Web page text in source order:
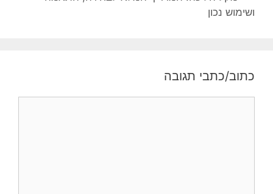
ושימוש נכון
כתוב/כתבי תגובה